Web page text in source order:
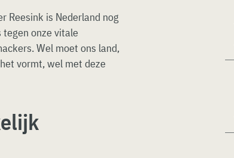
Reesink is Nederland nog
onze vitale
Wel moet ons land,
vormt, wel met deze